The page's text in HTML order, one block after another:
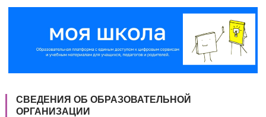
СВЕДЕНИЯ ОБ ОБРАЗОВАТЕЛЬНОЙ
ОРГАНИЗАЦИИ